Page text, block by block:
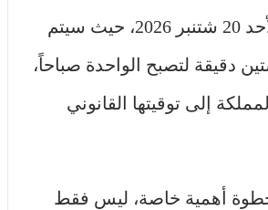
صباحاً من يوم الأحد 20 شتنبر 2026، حيث سيتم
دقيقة لتصبح الواحدة صباحاً،
إلى توقيتها القانوني
أهمية خاصة، ليس فقط